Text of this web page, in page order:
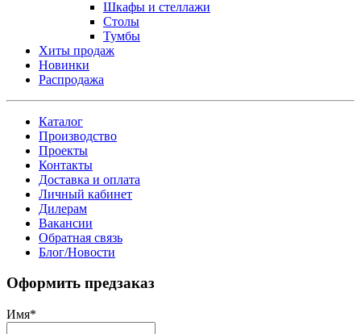
Шкафы и стеллажи
Столы
Тумбы
Хиты продаж
Новинки
Распродажа
Каталог
Производство
Проекты
Контакты
Доставка и оплата
Личный кабинет
Дилерам
Вакансии
Обратная связь
Блог/Новости
Оформить предзаказ
Имя*